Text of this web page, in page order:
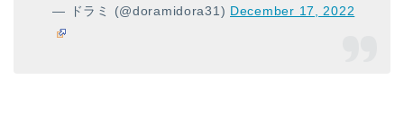
— ドラミ (@doramidora31) December 17, 2022